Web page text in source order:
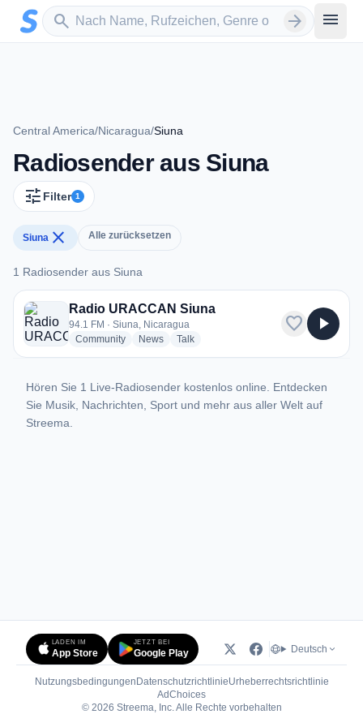
Zum Hauptinhalt springen
search
Sender suchen arrow_forward menu
Central America/Nicaragua/Siuna
Radiosender aus Siuna
tune Filter 1
Siuna close Alle zurücksetzen
1 Radiosender aus Siuna
1 Radiosender aus Siuna
Radio URACCAN Siuna
94.1 FM · Siuna, Nicaragua
Communityradio stations
Newsradio stations
Talkradio stations
favorite play_arrow
Hören Sie 1 Live-Radiosender kostenlos online. Entdecken
Sie Musik, Nachrichten, Sport und mehr aus aller Welt auf
Streema.
LADEN IM
App Store
JETZT BEI
Google Play Deutsch
Nutzungsbedingungen DatenschutzrichtlinieUrheberrechtsrichtlinie
AdChoices(öffnet in neuem Tab)
© 2026 Streema, Inc. Alle Rechte vorbehalten